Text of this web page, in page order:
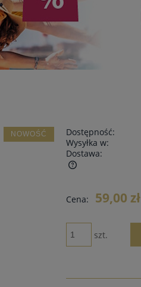
NOWOŚĆ Dostępność:
Wysyłka w:
Dostawa:
Cena: 59,00 zł
szt.